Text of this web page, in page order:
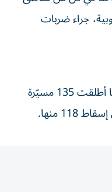
جراء ضربات
وقال سلاح الجو الأوكراني إنّ روسيا أطلقت 135 مسيّرة
منها.